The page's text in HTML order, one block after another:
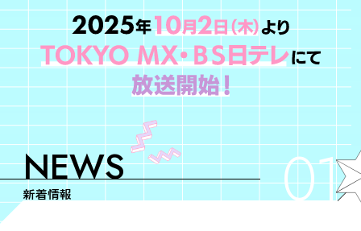
01
NEWS
新着情報